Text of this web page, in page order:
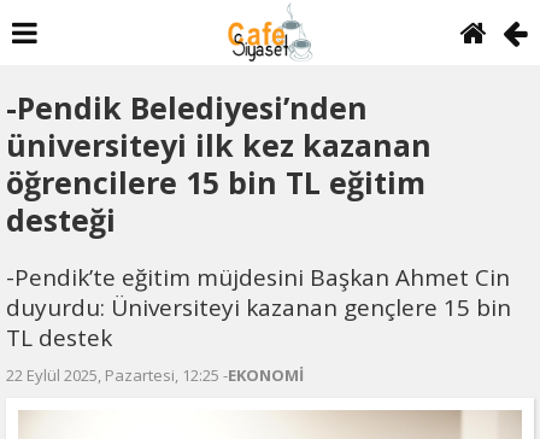
-Pendik Belediyesi’nden
üniversiteyi ilk kez kazanan
öğrencilere 15 bin TL eğitim
desteği
-Pendik’te eğitim müjdesini Başkan Ahmet Cin
duyurdu: Üniversiteyi kazanan gençlere 15 bin
TL destek
22 Eylül 2025, Pazartesi, 12:25 -EKONOMİ